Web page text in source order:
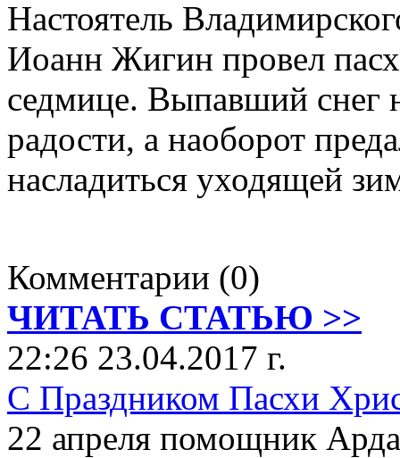
Настоятель
Иоанн Жигин провел
седмице. Выпавший снег
радости, а наоборот
насладиться уходящей
Комментарии (0)
ЧИТАТЬ СТАТЬЮ >>
22:26 23.04.2017 г.
С Праздником Пасхи
22 апреля помощник